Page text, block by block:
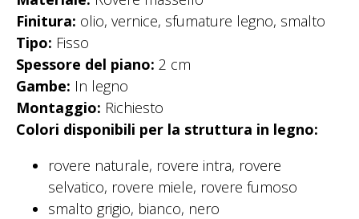
Finitura: olio, vernice, sfumature legno, smalto
Tipo: Fisso
Spessore del piano: 2 cm
Gambe: In legno
Montaggio: Richiesto
Colori disponibili per la struttura in legno:
rovere naturale, rovere intra, rovere
selvatico, rovere miele, rovere fumoso
smalto grigio, bianco, nero